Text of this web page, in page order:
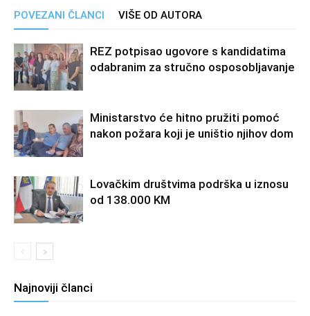
POVEZANI ČLANCI VIŠE OD AUTORA
REZ potpisao ugovore s kandidatima
odabranim za stručno osposobljavanje
Ministarstvo će hitno pružiti pomoć
nakon požara koji je uništio njihov dom
Lovačkim društvima podrška u iznosu
od 138.000 KM
Najnoviji članci